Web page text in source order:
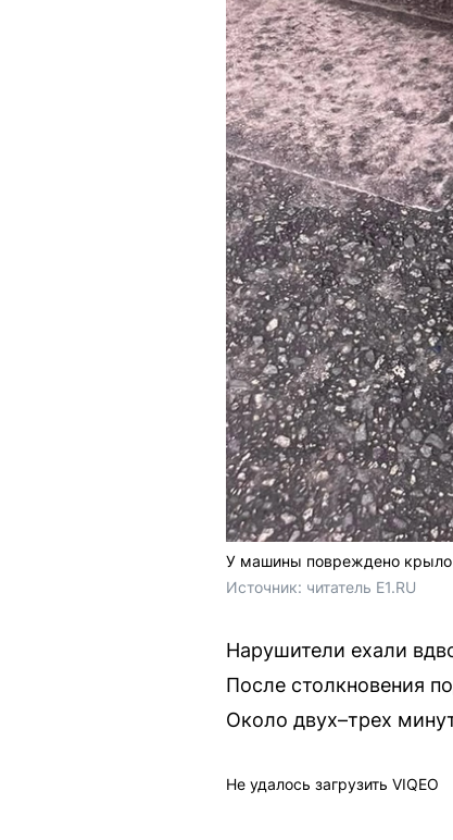
У машины повреждено крыло
Источник: читатель E1.RU
Нарушители ехали
После столкновения
Около двух–трех
Не удалось загрузить VIQEO